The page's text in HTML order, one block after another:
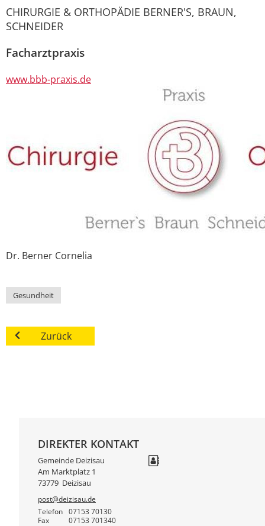
CHIRURGIE & ORTHOPÄDIE BERNER'S, BRAUN,
SCHNEIDER
Facharztpraxis
www.bbb-praxis.de
Dr. Berner Cornelia
Gesundheit
Zurück
DIREKTER KONTAKT
Gemeinde Deizisau
Am Marktplatz 1
73779 Deizisau
post@deizisau.de
Telefon
07153 70130
Fax 07153 701340